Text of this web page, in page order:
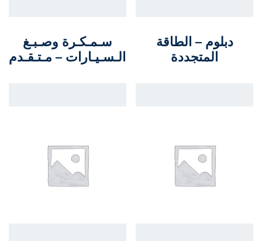
دبلوم – الطاقة
المتجددة
سـمـكـرة وصـبـغ
الـسـيـارات – مـتـقـدم